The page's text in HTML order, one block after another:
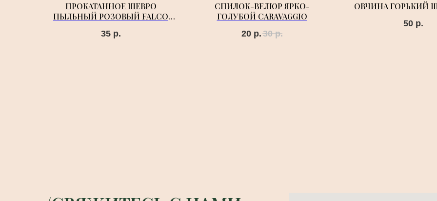
ПРОКАТАННОЕ ШЕВРО
ПЫЛЬНЫЙ РОЗОВЫЙ FALCO
35 р.
СПИЛОК-ВЕЛЮР ЯРКО-
ГОЛУБОЙ CARAVAGGIO
20 р.30 р.
ОВЧИНА ГОРЬКИЙ
50 р.